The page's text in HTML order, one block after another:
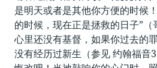
是明天或者是其他你方便的时候
的时候，现在正是拯救的日子”
心里还没有基督，如果你过去的
没有经历过新生（参见 约翰福音